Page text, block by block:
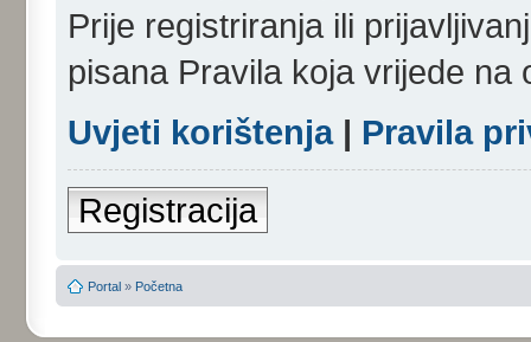
Prije registriranja ili
pisana Pravila koja vrijede na
Uvjeti korištenja| Pravila
Registracija
Portal » Početna